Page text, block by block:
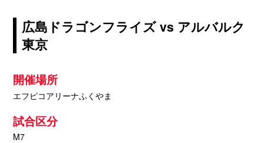
広島ドラゴンフライズ vs アルバルク
東京
開催場所
エフピコアリーナふくやま
試合区分
M7